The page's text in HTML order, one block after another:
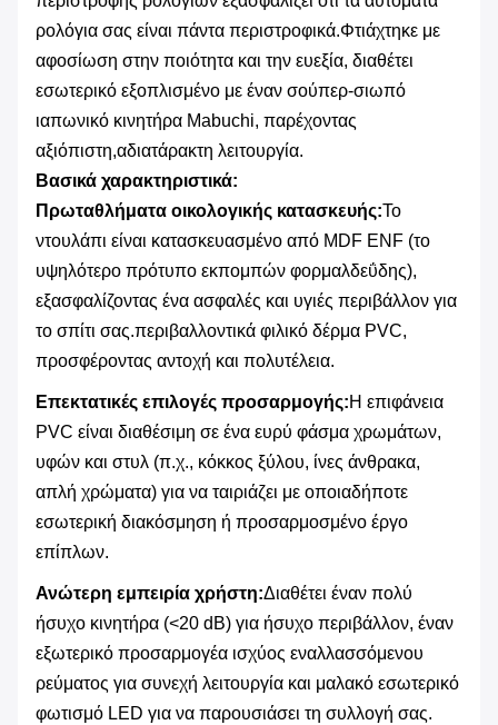
ρολόγια σας είναι πάντα περιστροφικά.Φτιάχτηκε με
αφοσίωση στην ποιότητα και την ευεξία, διαθέτει
εσωτερικό εξοπλισμένο με έναν σούπερ-σιωπό
ιαπωνικό κινητήρα Mabuchi, παρέχοντας
αξιόπιστη,αδιατάρακτη λειτουργία.
Βασικά χαρακτηριστικά:
Πρωταθλήματα οικολογικής κατασκευής:Το
ντουλάπι είναι κατασκευασμένο από MDF ENF (το
υψηλότερο πρότυπο εκπομπών φορμαλδεΰδης),
εξασφαλίζοντας ένα ασφαλές και υγιές περιβάλλον για
το σπίτι σας.περιβαλλοντικά φιλικό δέρμα PVC,
προσφέροντας αντοχή και πολυτέλεια.
Επεκτατικές επιλογές προσαρμογής:Η επιφάνεια
PVC είναι διαθέσιμη σε ένα ευρύ φάσμα χρωμάτων,
υφών και στυλ (π.χ., κόκκος ξύλου, ίνες άνθρακα,
απλή χρώματα) για να ταιριάζει με οποιαδήποτε
εσωτερική διακόσμηση ή προσαρμοσμένο έργο
επίπλων.
Ανώτερη εμπειρία χρήστη:Διαθέτει έναν πολύ
ήσυχο κινητήρα (<20 dB) για ήσυχο περιβάλλον, έναν
εξωτερικό προσαρμογέα ισχύος εναλλασσόμενου
ρεύματος για συνεχή λειτουργία και μαλακό εσωτερικό
φωτισμό LED για να παρουσιάσει τη συλλογή σας.